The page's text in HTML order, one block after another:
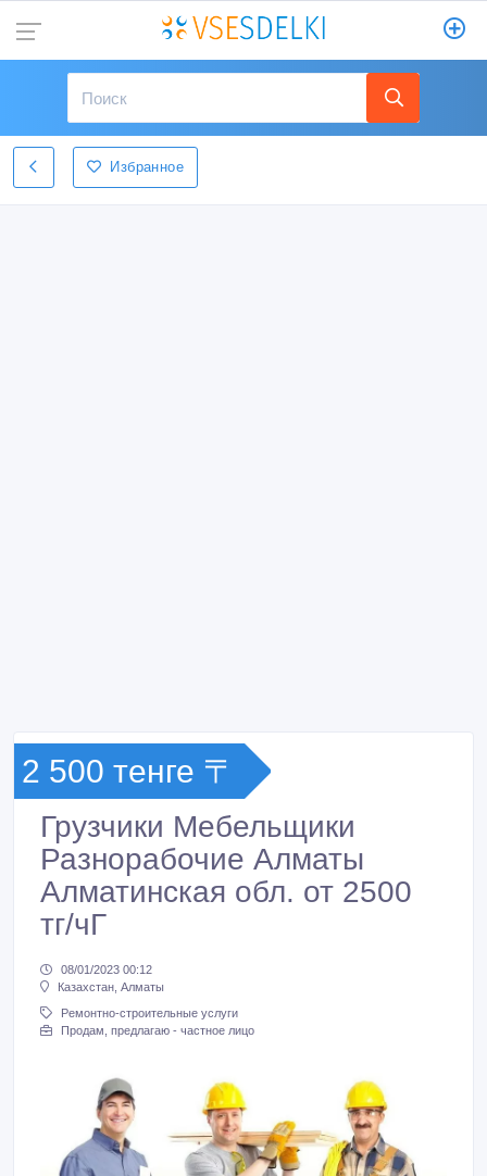
Избранное
2 500 тенге 〒
Грузчики Мебельщики
Разнорабочие Алматы
Алматинская обл. от 2500
тг/чГ
08/01/2023 00:12
Казахстан, Алматы
Ремонтно-строительные услуги
Продам, предлагаю - частное лицо